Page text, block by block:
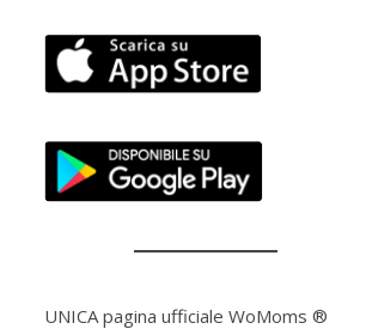
UNICA pagina ufficiale WoMoms ®